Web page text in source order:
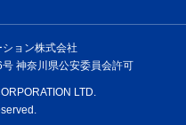
ョン株式会社
神奈川県公安委員会許可
LTD.